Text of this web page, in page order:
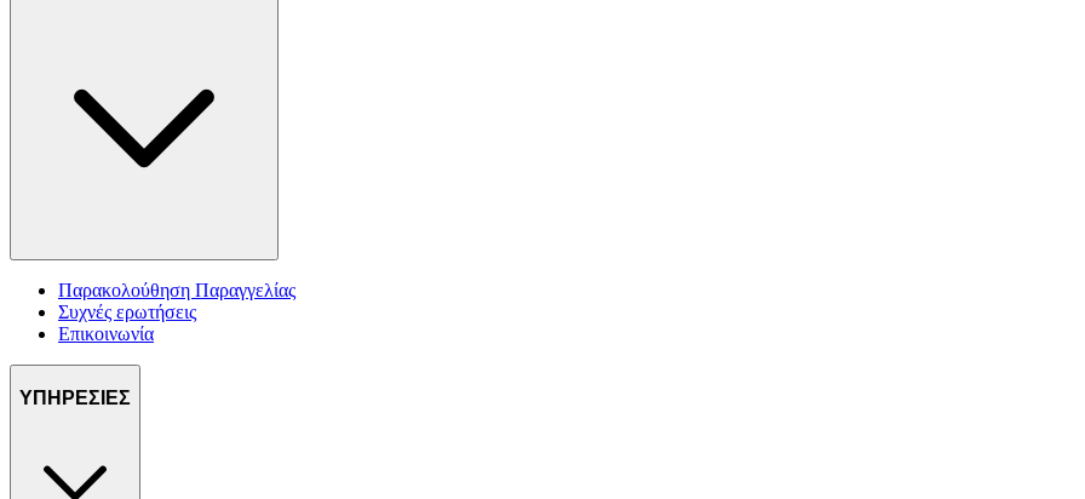
Παρακολούθηση Παραγγελίας
Συχνές ερωτήσεις
Επικοινωνία
ΥΠΗΡΕΣΙΕΣ